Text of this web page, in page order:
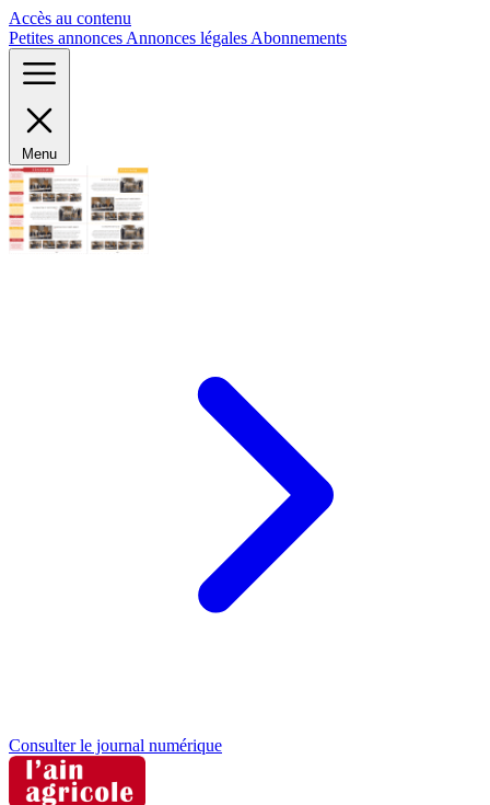
Accès au contenu
Petites annonces Annonces légales Abonnements
Menu
Consulter le journal numérique
Panneau de gestion des cookies